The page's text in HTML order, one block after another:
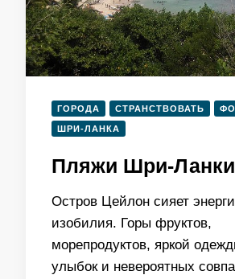
ГОРОДА СТРАНСТВОВАТЬ
ШРИ-ЛАНКА
Пляжи Шри-Ланки
Остров Цейлон сияет
изобилия. Горы фруктов,
морепродуктов, яркой
улыбок и невероятных